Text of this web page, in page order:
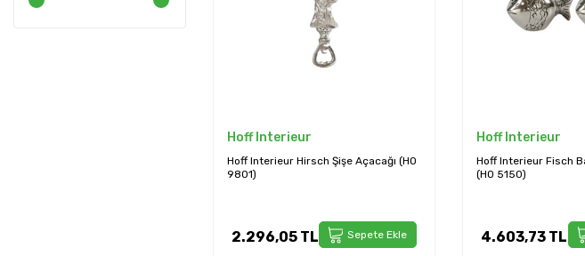
Hoff Interieur
Hoff Interieur Hirsch Şişe Açacağı (HO
9801)
2.296,05 TL Sepete Ekle
Hoff Interieur
Hoff Interieur Fisch
(HO 5150)
4.603,73 TL